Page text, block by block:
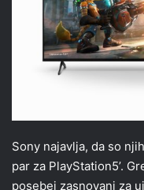
Sony najavlja, da so
par za PlayStation5’.
posebej zasnovani za